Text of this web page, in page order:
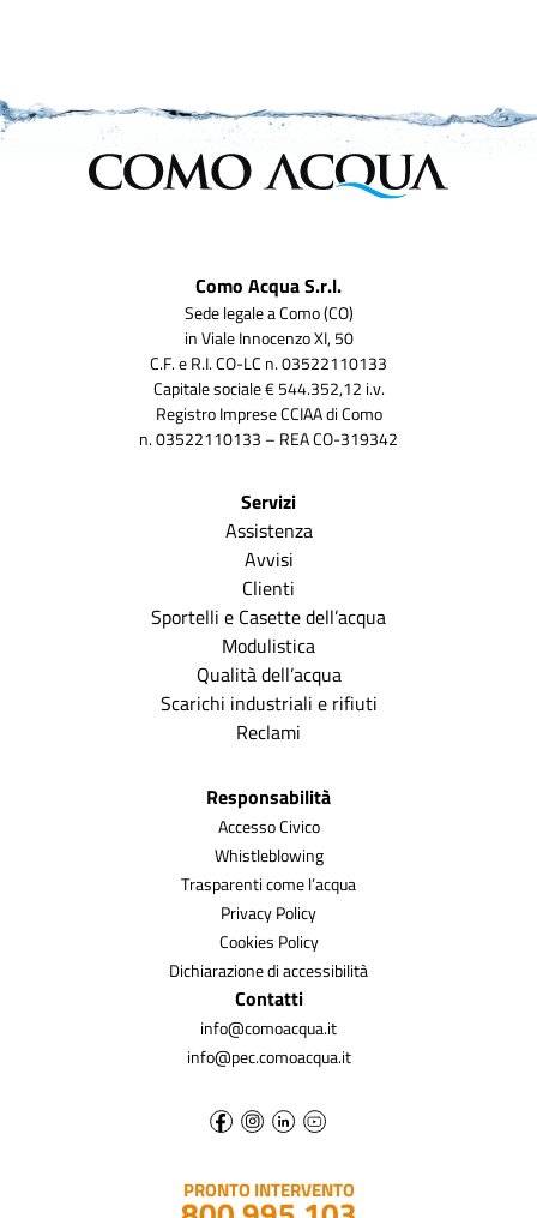
Como Acqua S.r.l.
Sede legale a Como (CO)
in Viale Innocenzo XI, 50
C.F. e R.I. CO-LC n. 03522110133
Capitale sociale € 544.352,12 i.v.
Registro Imprese CCIAA di Como
n. 03522110133 – REA CO-319342
Servizi
Assistenza
Avvisi
Clienti
Sportelli e Casette dell’acqua
Modulistica
Qualità dell’acqua
Scarichi industriali e rifiuti
Reclami
Responsabilità
Accesso Civico
Whistleblowing
Trasparenti come l’acqua
Privacy Policy
Cookies Policy
Dichiarazione di accessibilità
Contatti
info@comoacqua.it
info@pec.comoacqua.it
PRONTO INTERVENTO